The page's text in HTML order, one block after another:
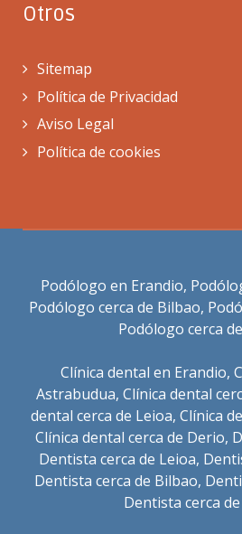
Otros
Sitemap
Política de Privacidad
Aviso Legal
Política de cookies
Podólogo en Erandio,
Podólogo cerca de Bilbao,
Podólogo cerca
Clínica dental en Erandio,
Astrabudua, Clínica dental
dental cerca de Leioa, Clínica
Clínica dental cerca de Derio,
Dentista cerca de Leioa,
Dentista cerca de Bilbao,
Dentista cerca